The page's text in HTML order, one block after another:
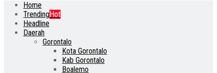
Home
TrendingHot
Headline
Daerah
Gorontalo
Kota Gorontalo
Kab Gorontalo
Boalemo